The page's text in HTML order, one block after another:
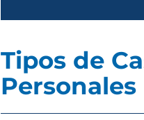
Tipos de
Personales